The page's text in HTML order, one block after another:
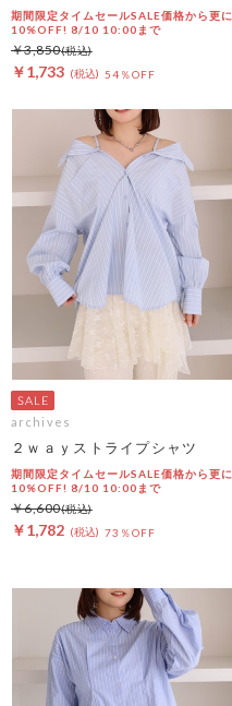
期間限定タイムセールSALE価格から更に
10%OFF! 8/10 10:00まで
￥1,733 54％OFF
￥3,850
archives
２ｗａｙストライプシャツ
期間限定タイムセールSALE価格から更に
10%OFF! 8/10 10:00まで
￥1,782 73％OFF
￥6,600